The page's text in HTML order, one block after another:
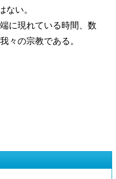
ない。
に現れている時間、数
々の宗教である。